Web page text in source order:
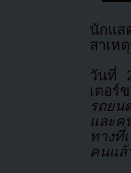
นักแส
สาเห
วันที่
เตอร์
รถย
และ
ทางที่
คนแล้